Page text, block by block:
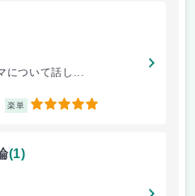
について話し...
楽単 5
(1)